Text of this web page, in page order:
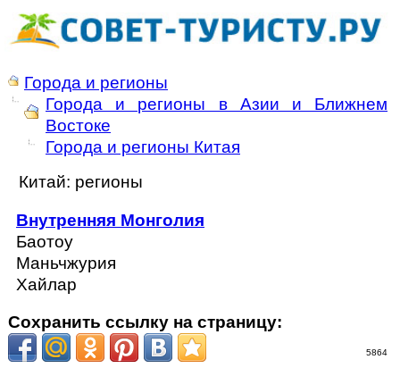
Города и регионы
Города и регионы в Азии и Ближнем
Востоке
Города и регионы Китая
Китай: регионы
Внутренняя Монголия
Баотоу
Маньчжурия
Хайлар
Сохранить ссылку на страницу:
5864